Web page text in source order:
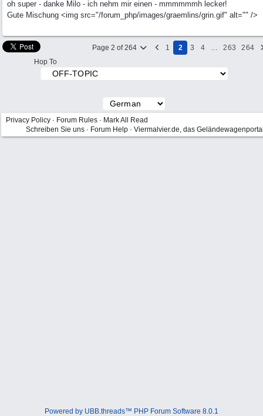
oh super - danke Milo - ich nehm mir einen - mmmmmmh lecker!
Gute Mischung <img src="/forum_php/images/graemlins/grin.gif" alt="" />
Page 2 of 264 1 2 3 4 … 263
264
Hop To
Privacy Policy · Forum Rules · Mark All Read
Schreiben Sie uns · Forum Help · Viermalvier.de, das
Powered by UBB.threads™ PHP Forum Software 8.0.1